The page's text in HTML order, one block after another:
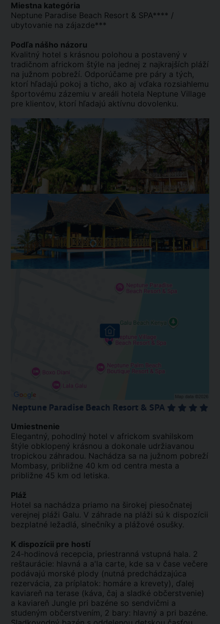
Miestna kategória
Neptune Paradise Beach Resort & SPA**** /
ubytovanie na zájazde***
Podľa nášho názoru
Kvalitný hotel s krásnou polohou a postavený v
tradičnom africkom štýle na jednej z najkrajších pláží
na južnom pobreží. Odporúčame pre páry a tých,
ktorí hľadajú pokoj a ticho, ako aj vďaka rozsiahlemu
športovému zázemiu v areáli hotela Neptune Village
pre klientov, ktorí hľadajú aktívnu dovolenku.
Neptune Paradise Beach Resort & SPA
Umiestnenie
Elegantný, pohodlný hotel v africkom svahilskom
štýle obklopený krásnou a dokonale udržiavanou
tropickou záhradou. Nachádza sa na južnom pobreží
Mombasy, približne 40 km od centra mesta a
približne 45 km od letiska.
Pláž
Hotel sa nachádza priamo na širokej piesočnatej
verejnej pláži Galu. V záhrade na pláži sú k dispozícii
bezplatné ležadlá, slnečníky a plážové osušky.
K dispozícii pre hostí
24-hodinová recepcia, priestranná vstupná hala. 2
reštaurácie: hlavná a a'la carte, kde sa v čase večere
podávajú morské plody (nutná predchádzajúca
rezervácia, za príplatok: homáre a krevety), ďalej
kaviareň na terase (káva, čaj a sladké občerstvenie)
a kaviareň Jungle pri bazéne so sendvičmi a
studeným občerstvením, 2 bary: hlavný a pri bazéne.